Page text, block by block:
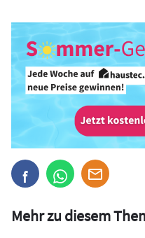
Mehr zu diesem